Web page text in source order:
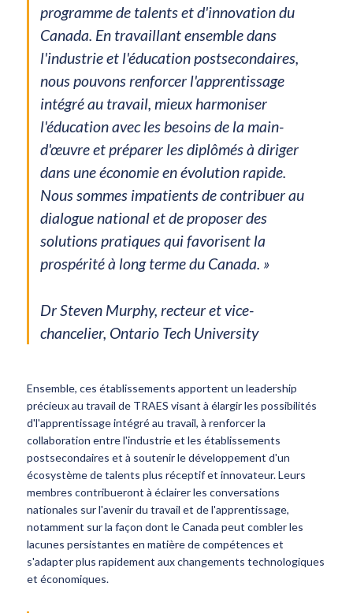
programme de talents et d'innovation du
Canada. En travaillant ensemble dans
l'industrie et l'éducation postsecondaires,
nous pouvons renforcer l'apprentissage
intégré au travail, mieux harmoniser
l'éducation avec les besoins de la main-
d'œuvre et préparer les diplômés à diriger
dans une économie en évolution rapide.
Nous sommes impatients de contribuer au
dialogue national et de proposer des
solutions pratiques qui favorisent la
prospérité à long terme du Canada. »
Dr Steven Murphy, recteur et vice-
chancelier, Ontario Tech University
Ensemble, ces établissements apportent un leadership
précieux au travail de TRAES visant à élargir les possibilités
d'l'apprentissage intégré au travail, à renforcer la
collaboration entre l'industrie et les établissements
postsecondaires et à soutenir le développement d'un
écosystème de talents plus réceptif et innovateur. Leurs
membres contribueront à éclairer les conversations
nationales sur l'avenir du travail et de l'apprentissage,
notamment sur la façon dont le Canada peut combler les
lacunes persistantes en matière de compétences et
s'adapter plus rapidement aux changements technologiques
et économiques.